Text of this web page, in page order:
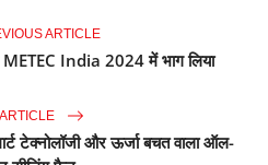
ARTICLE
India 2024 में भाग लिया
टेक्नोलॉजी और ऊर्जा बचत वाला ऑल-